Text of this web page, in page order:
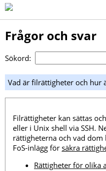
Frågor och svar
Sökord:
Vad är filrättigheter och hur
Filrättigheter kan sättas
eller i Unix shell via SSH.
rättigheterna och vad dom
FoS-inlägg för säkra
Rättigheter för olika